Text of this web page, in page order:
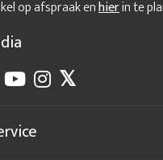
babykamer
interieur
kinderkamer 3 delig
meubelen babykamer
op afspraak enhierin te